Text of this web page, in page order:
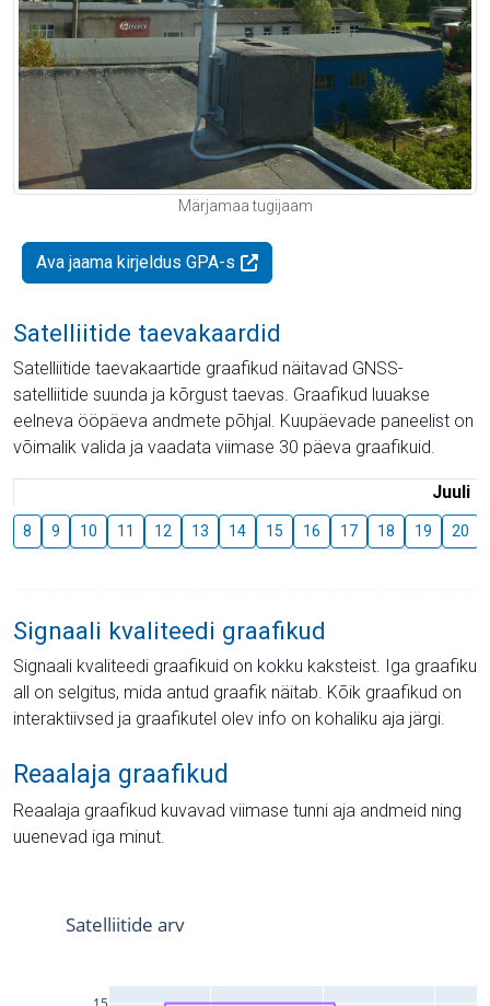
Märjamaa tugijaam
Ava jaama kirjeldus GPA-s
Satelliitide taevakaardid
Satelliitide taevakaartide graafikud näitavad GNSS-
satelliitide suunda ja kõrgust taevas. Graafikud luuakse
eelneva ööpäeva andmete põhjal. Kuupäevade paneelist on
võimalik valida ja vaadata viimase 30 päeva graafikuid.
Juuli
8 9 10 11 12 13 14 15 16 17 18 19 20
Signaali kvaliteedi graafikud
Signaali kvaliteedi graafikuid on kokku kaksteist. Iga graafiku
all on selgitus, mida antud graafik näitab. Kõik graafikud on
interaktiivsed ja graafikutel olev info on kohaliku aja järgi.
Reaalaja graafikud
Reaalaja graafikud kuvavad viimase tunni aja andmeid ning
uuenevad iga minut.